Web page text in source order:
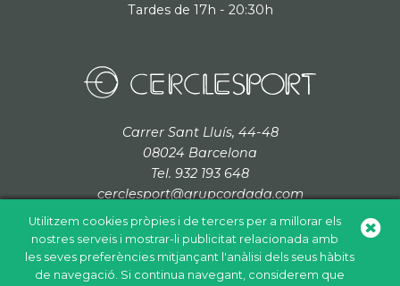
Utilitzem cookies pròpies i de tercers per a millorar els
nostres serveis i mostrar-li publicitat relacionada amb
les seves preferències mitjançant l'anàlisi dels seus hàbits
de navegació. Si continua navegant, considerem que
Tardes de 17h - 20:30h
Carrer Sant Lluís, 44-48
08024 Barcelona
Tel. 932 193 648
cerclesport@grupcordada.com
Política de cookies Política de privacitat Avís legal